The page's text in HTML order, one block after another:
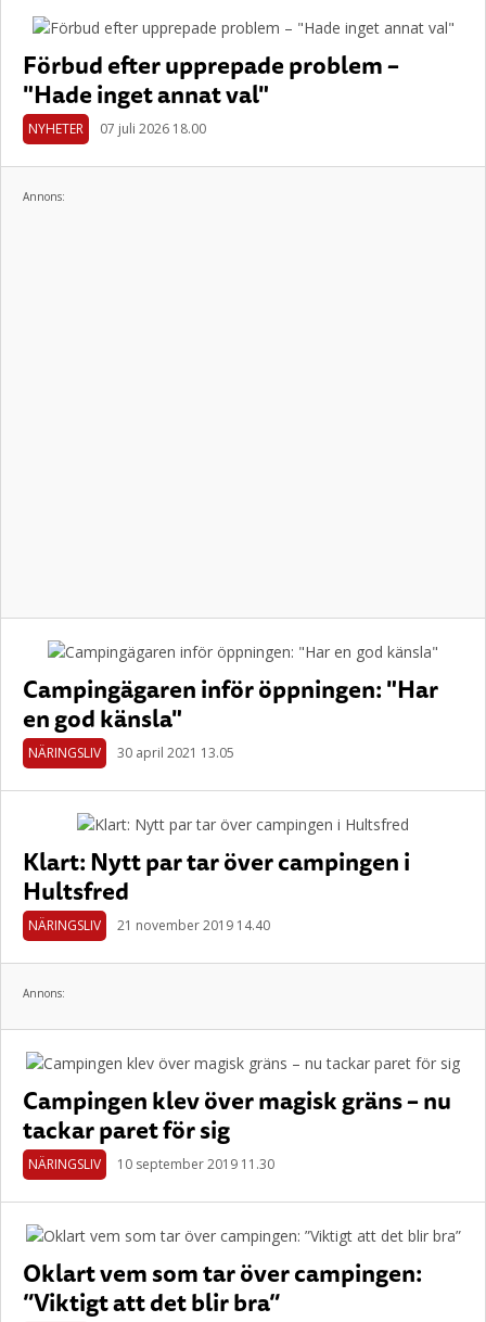
Förbud efter upprepade problem –
"Hade inget annat val"
NYHETER 07 juli 2026 18.00
Annons:
Campingägaren inför öppningen: "Har
en god känsla"
NÄRINGSLIV 30 april 2021 13.05
Klart: Nytt par tar över campingen i
Hultsfred
NÄRINGSLIV 21 november 2019 14.40
Annons:
Campingen klev över magisk gräns – nu
tackar paret för sig
NÄRINGSLIV 10 september 2019 11.30
Oklart vem som tar över campingen:
”Viktigt att det blir bra”